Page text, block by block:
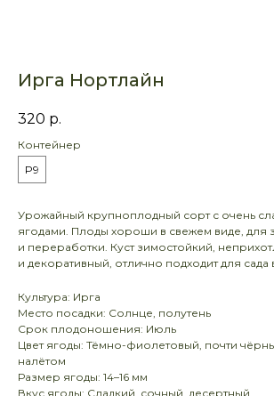
Ирга Нортлайн
320 р.
Контейнер
P9
Урожайный крупноплодный сорт с очень
ягодами. Плоды хороши в свежем виде, для
и переработки. Куст зимостойкий,
и декоративный, отлично подходит для сада
Культура: Ирга
Место посадки: Солнце, полутень
Срок плодоношения: Июль
Цвет ягоды: Тёмно-фиолетовый, почти
налётом
Размер ягоды: 14–16 мм
Вкус ягоды: Сладкий, сочный, десертный